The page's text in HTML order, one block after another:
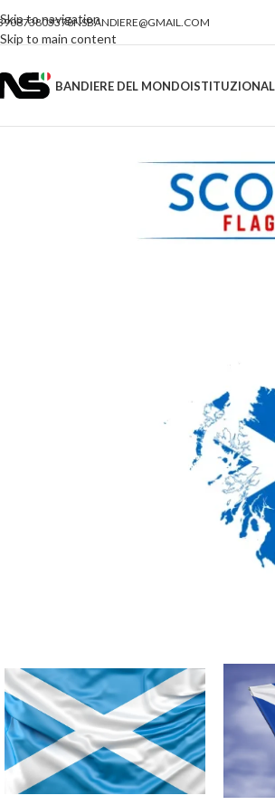
Skip to navigation
Skip to main content
NSBANDIERE@GMAIL.COM
BANDIERE DEL MONDO